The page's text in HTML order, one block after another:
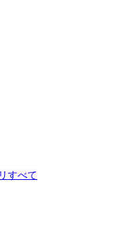
すべて